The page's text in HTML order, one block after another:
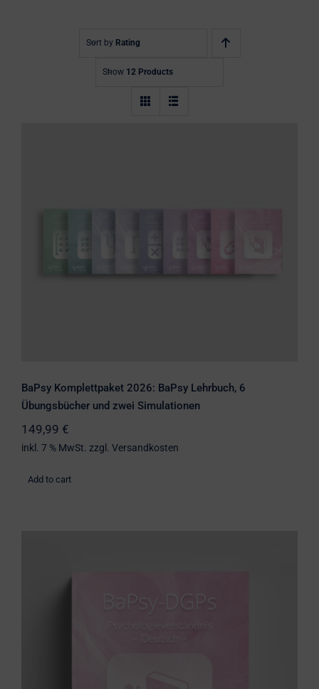
0 Artikel
Sort by Rating
Show 12 Products
Simulationen
BaPsy Komplettpaket 2026: BaPsy Lehrbuch, 6
Übungsbücher und zwei Simulationen
149,99 €
inkl. 7 % MwSt. zzgl. Versandkosten
Add to cart